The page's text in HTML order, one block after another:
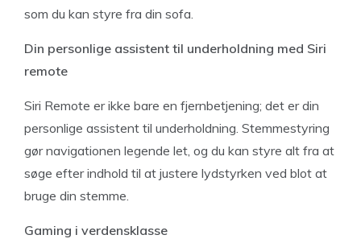
som du kan styre fra din sofa.
Din personlige assistent til underholdning med Siri
remote
Siri Remote er ikke bare en fjernbetjening; det er din
personlige assistent til underholdning. Stemmestyring
gør navigationen legende let, og du kan styre alt fra at
søge efter indhold til at justere lydstyrken ved blot at
bruge din stemme.
Gaming i verdensklasse